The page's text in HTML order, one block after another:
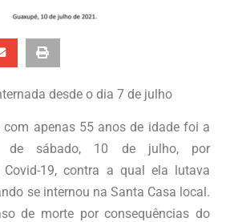
desde o dia 7 de julho
com apenas 55 anos de idade foi a
de sábado, 10 de julho, por
Covid-19, contra a qual ela lutava
se internou na Santa Casa local.
de morte por consequências do